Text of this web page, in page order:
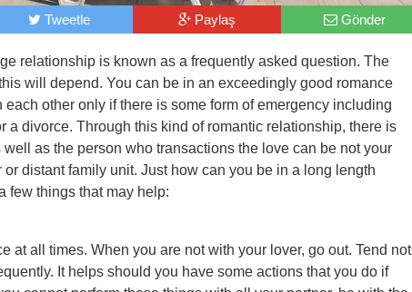
Tweetle Paylaş Gönder
relationship is known as a frequently asked question. The
will depend. You can be in an exceedingly good romance
other only if there is some form of emergency including
a divorce. Through this kind of romantic relationship, there is
as the person who transactions the love can be not your
distant family unit. Just how can you be in a long length
few things that may help:
at all times. When you are not with your lover, go out. Tend not
It helps should you have some actions that you do if